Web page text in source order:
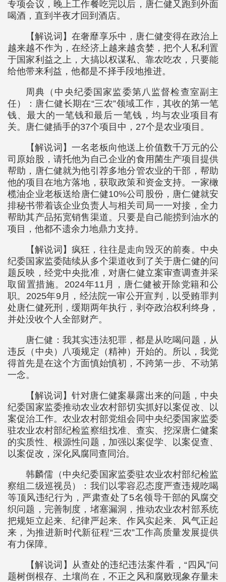
专项会议，晚上工作餐吃完以后，唐仁健又跑到外面
喝酒，直到半夜才回到酒店。
【解说词】在奢靡享乐中，唐仁健变得在政治上
越来越不作为，在经济上越来越贪婪，把个人私利置
于国家利益之上，大搞以权谋私、靠农吃农，只要能
给他带来利益，他都是不择手段地推进。
周典（中央纪委国家监委第八监督检查室副主
任）：唐仁健长期在“三农”领域工作，其收的第一笔
钱、最大的一笔钱和最后一笔钱，均与农业项目有
关。唐仁健插手的37个项目中，27个是农业项目。
【解说词】一名老板向他送上价值数千万元的公
司原始股，请托他为自己企业的食用菌生产项目提供
帮助，唐仁健就为他引荐多地分管农业的干部，帮助
他的项目在地方落地，获取政策和资金支持。一家橄
榄油企业老板送给唐仁健10%公司股份，唐仁健就安
排秘书带着该企业负责人与相关司局一一对接，全力
帮助其产品拓宽销售渠道。只要是自己能捞到油水的
项目，他都不遗余力地鼎力支持。
【解说词】疯狂，往往是走向毁灭的前奏。中央
纪委国家监委陆续从多个渠道收到了关于唐仁健的问
题反映，经党中央批准，对唐仁健立案审查调查并采
取留置措施。2024年11月，唐仁健被开除党籍和公
职。2025年9月，经法院一审公开宣判，以受贿罪判
处唐仁健死刑，缓期两年执行，剥夺政治权利终身，
并处没收个人全部财产。
唐仁健：我其实违法犯罪，都是从吃喝问题，从
违反（中央）八项规定（精神）开始的。所以，我觉
得首先是在这个方面慎始慎初，不跨第一步、不动第
一念。
【解说词】针对唐仁健案暴露出来的问题，中央
纪委国家监委推动农业农村部切实抓好以案促改、以
案促治工作。农业农村部党组会同中央纪委国家监委
驻农业农村部纪检监察组找准、查实、挖深唐仁健案
的实质性、根源性问题，加强以案促学、以案促查、
以案促改，深化风腐同查同治。
韩麟儒（中央纪委国家监委驻农业农村部纪检监
察组二级巡视员）：我们以零容忍态度严查违规吃喝
等顶风违纪行为，严肃查处了5名领导干部的风腐交
织问题，完善制度，堵塞漏洞，推动农业农村部系统
把规矩立起来、纪律严起来、作风实起来、风气正起
来，为推进新时代新征程“三农”工作高质量发展提供
有力保障。
【解说词】从查处的违纪违法案件看，“四风”问
题树倒根存、土壤尚在，不正之风和腐败现象存量未